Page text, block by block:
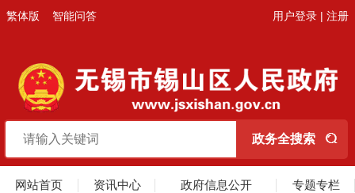
繁体版 智能问答 用户登录 | 注册
网站首页 资讯中心 政府信息公开 专题专栏